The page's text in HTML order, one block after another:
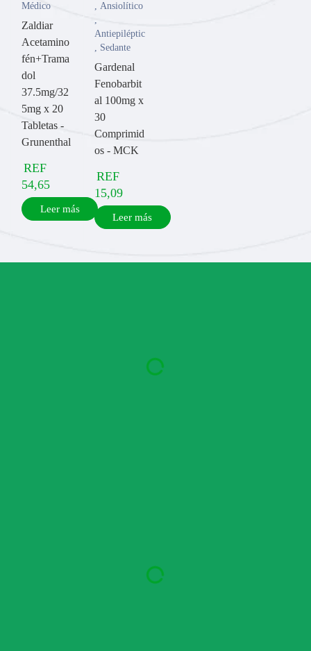
Médico
Zaldiar
Acetamino
fén+Trama
dol
37.5mg/32
5mg x 20
Tabletas -
Grunenthal
REF
54,65
Leer más
, Ansiolítico
,
Antiepilépticos
, Sedante
Gardenal
Fenobarbit
al 100mg x
30
Comprimid
os - MCK
REF
15,09
Leer más